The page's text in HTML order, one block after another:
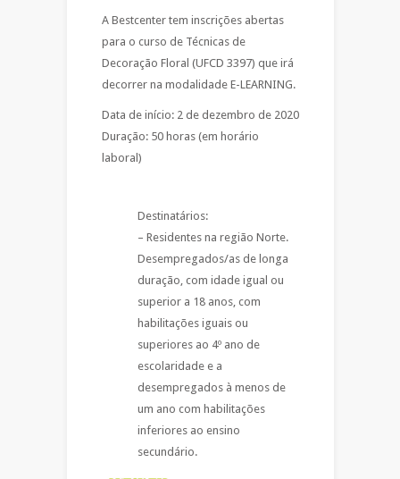
A Bestcenter tem inscrições abertas
para o curso de Técnicas de
Decoração Floral (UFCD 3397) que irá
decorrer na modalidade E-LEARNING.
Data de início: 2 de dezembro de 2020
Duração: 50 horas (em horário
laboral)
Destinatários:
– Residentes na região Norte.
Desempregados/as de longa
duração, com idade igual ou
superior a 18 anos, com
habilitações iguais ou
superiores ao 4º ano de
escolaridade e a
desempregados à menos de
um ano com habilitações
inferiores ao ensino
secundário.